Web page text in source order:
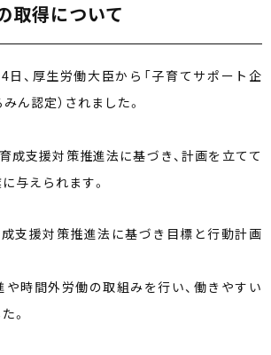
取得について
、厚生労働大臣から「子育てサポート企
ん認定）されました。
成支援対策推進法に基づき、計画を立てて
与えられます。
支援対策推進法に基づき目標と行動計画
時間外労働の取組みを行い、働きやすい
。